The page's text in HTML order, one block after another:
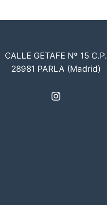
CALLE GETAFE Nº 15 C.P.
28981 PARLA (Madrid)
Instagram